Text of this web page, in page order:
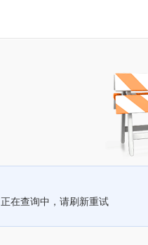
正在查询中，请刷新重试